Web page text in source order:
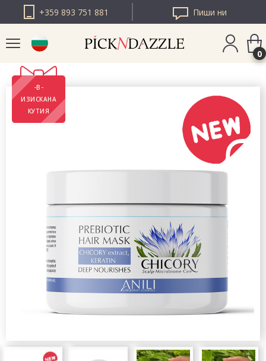
+359 893 751 881 Пиши ни
PICK N DAZZLE
РУМЪНИЯ
0
-В-
ИЗИСКАНА
КУТИЯ